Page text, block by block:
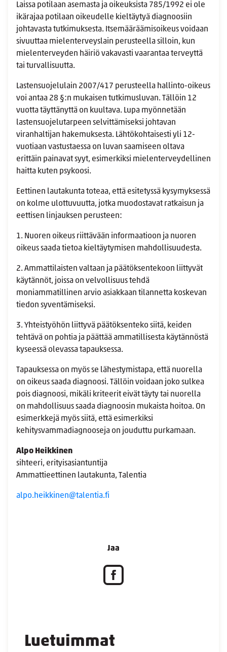
Luetuimmat
Laissa potilaan asemasta ja oikeuksista 785/1992 ei ole
ikärajaa potilaan oikeudelle kieltäytyä diagnoosiin
johtavasta tutkimuksesta. Itsemääräämisoikeus voidaan
sivuuttaa mielenterveyslain perusteella silloin, kun
mielenterveyden häiriö vakavasti vaarantaa terveyttä
tai turvallisuutta.
Lastensuojelulain 2007/417 perusteella hallinto-oikeus
voi antaa 28 §:n mukaisen tutkimusluvan. Tällöin 12
vuotta täyttänyttä on kuultava. Lupa myönnetään
lastensuojelutarpeen selvittämiseksi johtavan
viranhaltijan hakemuksesta. Lähtökohtaisesti yli 12-
vuotiaan vastustaessa on luvan saamiseen oltava
erittäin painavat syyt, esimerkiksi mielenterveydellinen
haitta kuten psykoosi.
Eettinen lautakunta toteaa, että esitetyssä kysymyksessä
on kolme ulottuvuutta, jotka muodostavat ratkaisun ja
eettisen linjauksen perusteen:
1. Nuoren oikeus riittävään informaatioon ja nuoren
oikeus saada tietoa kieltäytymisen mahdollisuudesta.
2. Ammattilaisten valtaan ja päätöksentekoon liittyvät
käytännöt, joissa on velvollisuus tehdä
moniammatillinen arvio asiakkaan tilannetta koskevan
tiedon syventämiseksi.
3. Yhteistyöhön liittyvä päätöksenteko siitä, keiden
tehtävä on pohtia ja päättää ammatillisesta käytännöstä
kyseessä olevassa tapauksessa.
Tapauksessa on myös se lähestymistapa, että nuorella
on oikeus saada diagnoosi. Tällöin voidaan joko sulkea
pois diagnoosi, mikäli kriteerit eivät täyty tai nuorella
on mahdollisuus saada diagnoosin mukaista hoitoa. On
esimerkkejä myös siitä, että esimerkiksi
kehitysvammadiagnooseja on jouduttu purkamaan.
Alpo Heikkinen
sihteeri, erityisasiantuntija
Ammattieettinen lautakunta, Talentia
alpo.heikkinen@talentia.fi
Jaa